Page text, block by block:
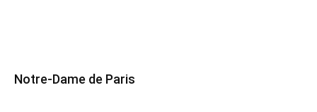
Notre-Dame de Paris